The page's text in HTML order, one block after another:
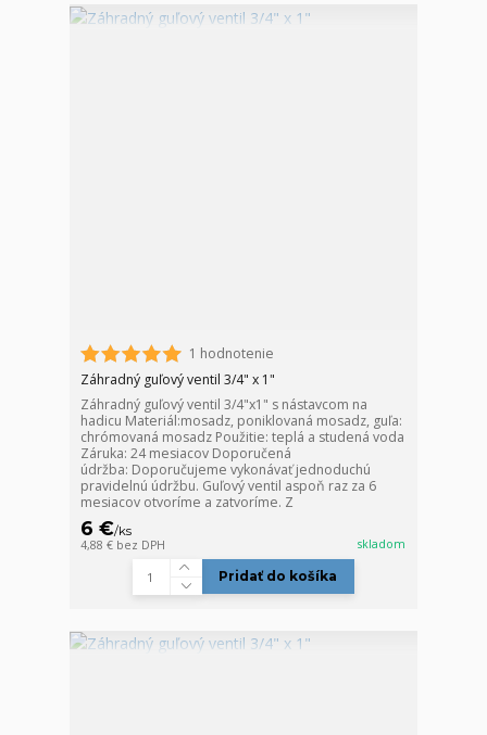
1 hodnotenie
Záhradný guľový ventil 3/4" x 1"
Záhradný guľový ventil 3/4"x1" s nástavcom na
hadicu Materiál:mosadz, poniklovaná mosadz, guľa:
chrómovaná mosadz Použitie: teplá a studená voda
Záruka: 24 mesiacov Doporučená
údržba: Doporučujeme vykonávať jednoduchú
pravidelnú údržbu. Guľový ventil aspoň raz za 6
mesiacov otvoríme a zatvoríme. Z
6 €/ks
4,88 € bez DPH skladom
Pridať do košíka